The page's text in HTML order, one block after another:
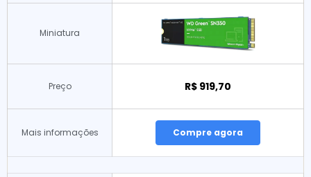
Miniatura
Preço R$ 919,70
Mais informações Compre agora